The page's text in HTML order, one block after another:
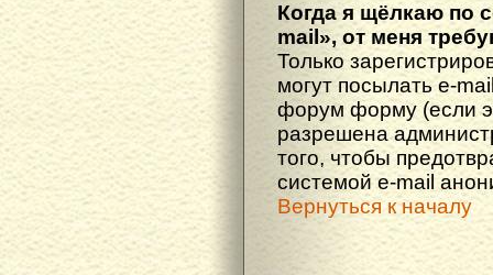
Когда я щёлкаю по
mail», от меня
Только
могут посылать e-
форум форму (если
разрешена
того, чтобы
системой e-mail
Вернуться к началу